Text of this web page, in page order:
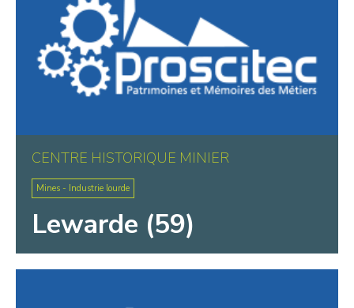
CENTRE HISTORIQUE MINIER
Mines - Industrie lourde
Lewarde (59)